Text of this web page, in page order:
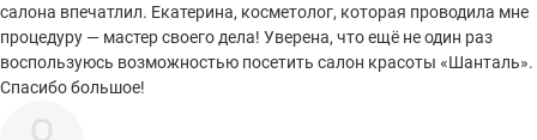
салона впечатлил. Екатерина, косметолог, которая проводила мне
процедуру — мастер своего дела! Уверена, что ещё не один раз
воспользуюсь возможностью посетить салон красоты «Шанталь».
Спасибо большое!